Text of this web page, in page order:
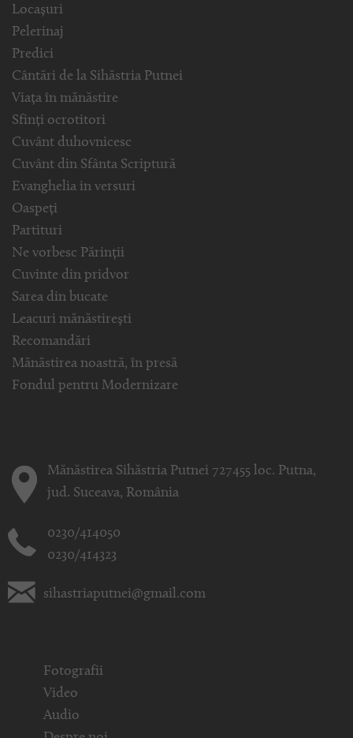
Locașuri
Pelerinaj
Predici
Cântări de la Sihăstria Putnei
Viața în mănăstire
Sfinți ocrotitori
Cuvânt duhovnicesc
Cuvânt din Sfânta Scriptură
Evanghelia in versuri
Oaspeți
Partituri
Ne vorbesc Părinții
Cuvinte din pridvor
Sarea din bucate
Leacuri mănăstirești
Recomandări
Mănăstirea noastră, în presă
Fondul pentru Modernizare
Mănăstirea Sihăstria Putnei 727455 loc. Putna,
jud. Suceava, România
0230/414050
0230/414323
sihastriaputnei@gmail.com
Fotografii
Video
Audio